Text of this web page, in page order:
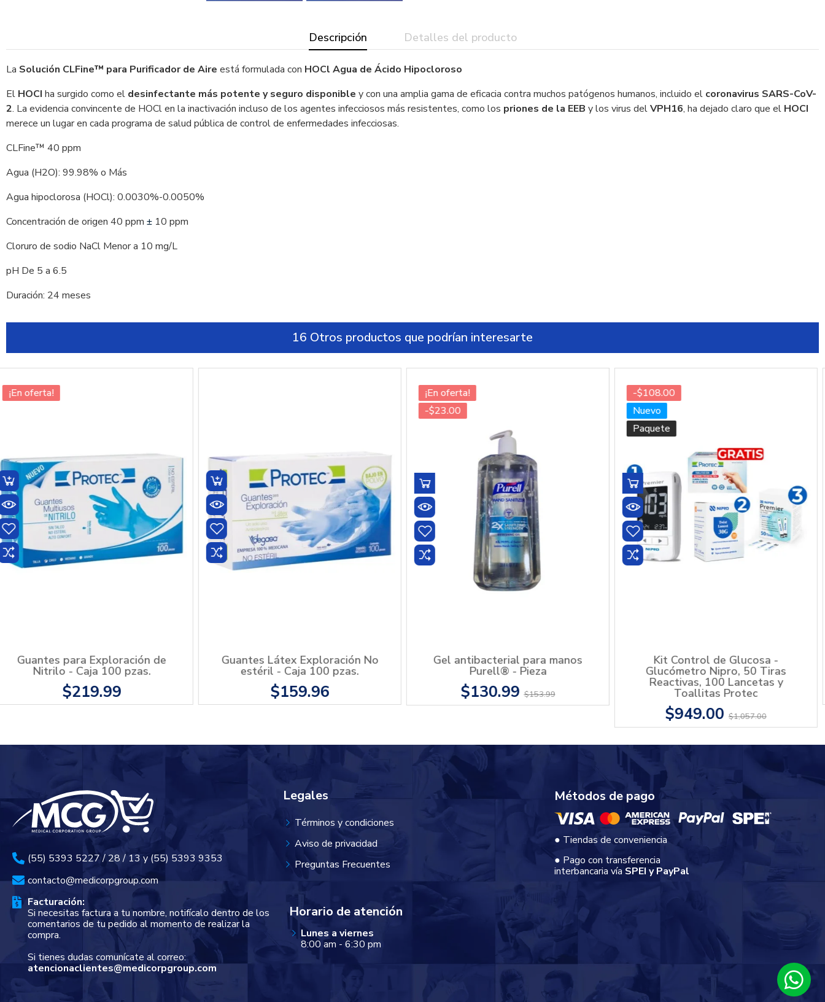
Descripción Detalles del producto
La Solución CLFine™ para Purificador de Aire está formulada con HOCl Agua de Ácido Hipocloroso
El HOCI ha surgido como el desinfectante más potente y seguro disponible y con una amplia gama de eficacia contra muchos patógenos humanos, incluido el coronavirus SARS-CoV-
2. La evidencia convincente de HOCl en la inactivación incluso de los agentes infecciosos más resistentes, como los priones de la EEB y los virus delVPH16, ha dejado claro que el HOCI
merece un lugar en cada programa de salud pública de control de enfermedades infecciosas.
CLFine™ 40 ppm
Agua (H2O): 99.98% o Más
Agua hipoclorosa (HOCl): 0.0030%-0.0050%
Concentración de origen 40 ppm ± 10 ppm
Cloruro de sodio NaCl Menor a 10 mg/L
pH De 5 a 6.5
Duración: 24 meses
16 Otros productos que podrían interesarte
¡En oferta!
Toallitas con Alcohol Isopropílico
Webcol™ - Caja con 200pz
$198.99
Glucómetro NIPRO Premier Alpha
con 10 tiras reactivas y 10
lancetas
$529.00
¡En oferta!
Medias de Circulación al Muslo
$389.99
(55) 5393 5227 / 28 / 13 y (55) 5393 9353
contacto@medicorpgroup.com
Facturación:
Si necesitas factura a tu nombre, notifícalo dentro de los
comentarios de tu pedido al momento de realizar la
compra.
Si tienes dudas comunícate al correo:
atencionaclientes@medicorpgroup.com
Legales
Términos y condiciones
Aviso de privacidad
Preguntas Frecuentes
Horario de atención
Lunes a viernes
8:00 am - 6:30 pm
Métodos de pago
● Tiendas de conveniencia
● Pago con transferencia
interbancaria vía SPEI y PayPal